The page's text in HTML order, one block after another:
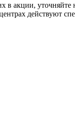
акции,
действуют